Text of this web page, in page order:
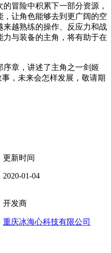
冒险中积累下一部分资源，
让角色能够去到更广阔的空
越熟练的操作、反应力和战
与装备的主角，将有助于在
章，讲述了主角之一剑姬
，未来会怎样发展，敬请期
更新时间
2020-01-04
开发商
重庆冰海心科技有限公司